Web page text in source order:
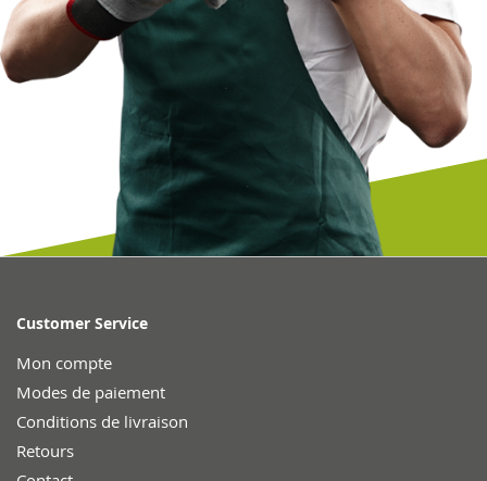
Customer Service
Mon compte
Modes de paiement
Conditions de livraison
Retours